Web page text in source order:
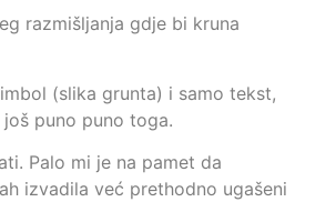
razmišljanja gdje bi kruna
(slika grunta) i samo tekst,
puno puno toga.
Palo mi je na pamet da
izvadila već prethodno ugašeni